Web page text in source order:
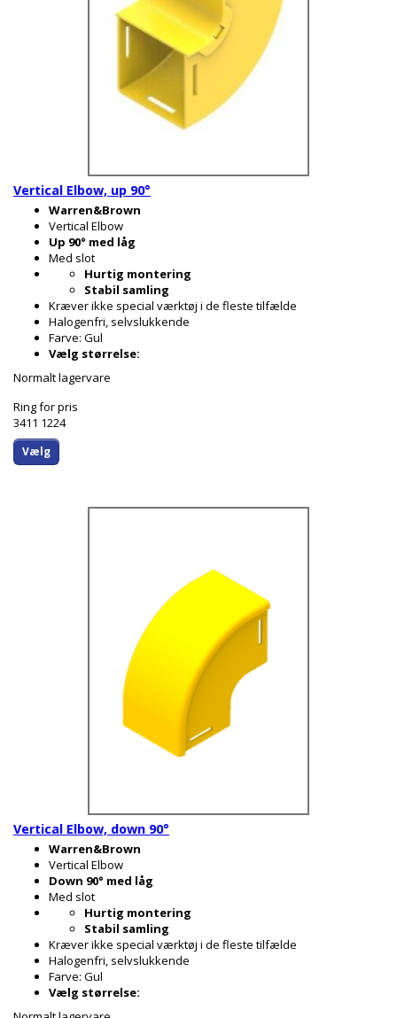
Vertical Elbow, up 90°
Warren&Brown
Vertical Elbow
Up 90° med låg
Med slot
Hurtig montering
Stabil samling
Kræver ikke special værktøj i de fleste tilfælde
Halogenfri, selvslukkende
Farve: Gul
Vælg størrelse:
Normalt lagervare
Ring for pris
3411 1224
Vælg
Vertical Elbow, down 90°
Warren&Brown
Vertical Elbow
Down 90° med låg
Med slot
Hurtig montering
Stabil samling
Kræver ikke special værktøj i de fleste tilfælde
Halogenfri, selvslukkende
Farve: Gul
Vælg størrelse: